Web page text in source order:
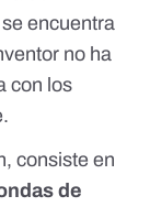
encuentra
no ha
con los
.
consiste en
de